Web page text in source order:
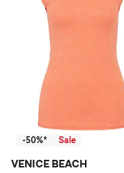
-50%* Sale
VENICE BEACH